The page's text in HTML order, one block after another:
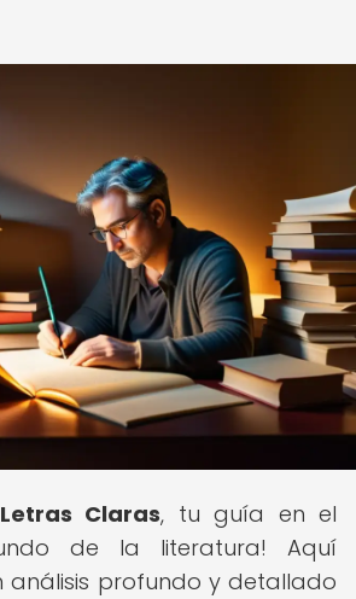
Letras Claras, tu guía en el
de la literatura! Aquí
análisis profundo y detallado